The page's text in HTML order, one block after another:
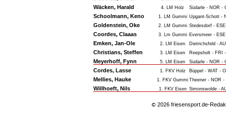
Wäcken, Harald 4. LM Holz Südarle - NOR -
Schoolmann, Keno 1. LM Gummi Upgant-Schott -
Goldenstein, Oke 2. LM Gummi Stedesdorf -
Coordes, Claaas 3. Lm Gummi Eversmeer -
Emken, Jan-Ole 2. LM Eisen Dietrichsfeld -
Christians, Steffen 3. LM Eisen Reepsholt - FRI
Meyerhoff, Fynn 5. LM Eisen Südarle - NOR -
Cordes, Lasse 1. FKV Holz Büppel - WAT -
Mellies, Hauke 1. FKV Gummi Theener - NOR -
Willhoeft, Nils 1. FKV Eisen Simonswolde -
© 2026 friesensport.de-